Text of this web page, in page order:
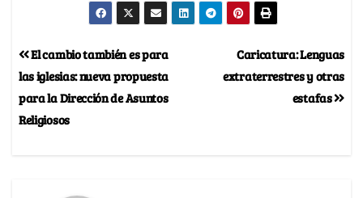
Caricatura: Lenguas
extraterrestres y otras
estafas
El cambio también es para
las iglesias: nueva propuesta
para la Dirección de Asuntos
Religiosos